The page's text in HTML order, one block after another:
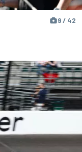
9 / 42